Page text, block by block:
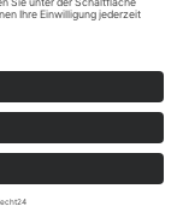
auf Instagram
2026